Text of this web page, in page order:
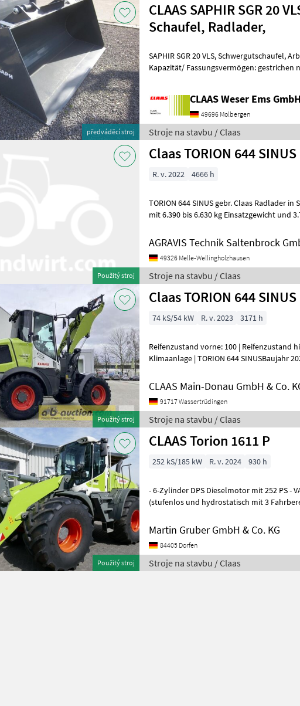
předváděcí stroj
CLAAS SAPHIR SGR 20
Schaufel, Radlader,
SAPHIR SGR 20 VLS, Schwergutschaufel, Arbeitsbreite: 2, 00 m,
Kapazität/ Fassungsvermögen: gestrichen nach
CLAAS Weser Ems GmbH
49696 Molbergen
Stroje na stavbu / Claas
Použitý stroj
Claas TORION 644 SINUS
R. v. 2022 4666 h
TORION 644 SINUS gebr. Claas Radlader in Serienausstattung Radlader
mit 6.390 bis 6.630 kg Einsatzgewicht und 3.750 bis 4.430 kg Kipplast
AGRAVIS Technik Saltenbrock
49326 Melle-Wellingholzhausen
Stroje na stavbu / Claas
Použitý stroj
Claas TORION 644 SINUS
74 kS/54 kW R. v. 2023 3171 h
Reifenzustand vorne: 100 | Reifenzustand
Klimaanlage | TORION 644 SINUSBaujahr
CLAAS Main-Donau GmbH & Co.
91717 Wassertrüdingen
Stroje na stavbu / Claas
Použitý stroj
CLAAS Torion 1611 P
252 kS/185 kW R. v. 2024 930 h
- 6-Zylinder DPS Dieselmotor mit 252 PS - VARIOPOWER Fahrantrieb
(stufenlos und hydrostatisch mit 3 Fahrbereiche) -
Martin Gruber GmbH & Co. KG
84405 Dorfen
Stroje na stavbu / Claas